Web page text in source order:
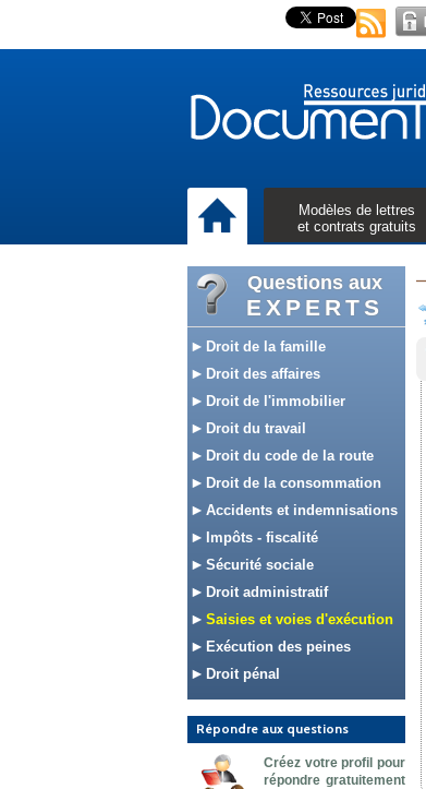
Modèles de lettres
et contrats gratuits
Questions aux
EXPERTS
Droit de la famille
Droit des affaires
Droit de l'immobilier
Droit du travail
Droit du code de la route
Droit de la consommation
Accidents et indemnisations
Impôts - fiscalité
Sécurité sociale
Droit administratif
Saisies et voies d'exécution
Exécution des peines
Droit pénal
Répondre aux questions
Créez votre profil pour
répondre gratuitement